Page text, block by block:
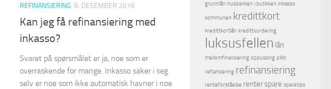
REFINANSIERING 6. DESEMBER 2016
Kan jeg få refinansiering med
inkasso?
Svaret på spørsmålet er ja, noe som er
overraskende for mange. Inkasso saker i seg
selv er noe som ikke automatisk havner i noe
grunnlån husbanken i butikken inkasso
kommunen kredittkort
kredittkortlån kredittvurdering
luksusfellen lån
mellomfinansiering oppussing plikt
refiansiering refinansiering
renteforståelse renterspare sparetips